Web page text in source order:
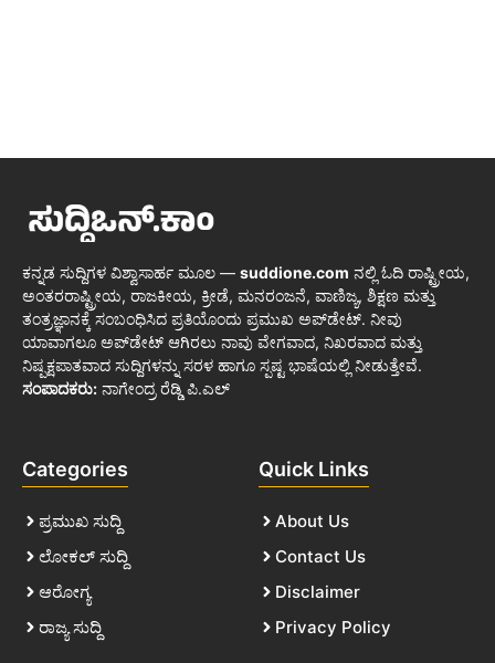
ಕನ್ನಡ ಸುದ್ದಿಗಳ ವಿಶ್ವಾಸಾರ್ಹ ಮೂಲ — suddione.com ನಲ್ಲಿ ಓದಿ ರಾಷ್ಟ್ರೀಯ,
ಅಂತರರಾಷ್ಟ್ರೀಯ, ರಾಜಕೀಯ, ಕ್ರೀಡೆ, ಮನರಂಜನೆ, ವಾಣಿಜ್ಯ, ಶಿಕ್ಷಣ ಮತ್ತು
ತಂತ್ರಜ್ಞಾನಕ್ಕೆ ಸಂಬಂಧಿಸಿದ ಪ್ರತಿಯೊಂದು ಪ್ರಮುಖ ಅಪ್‌ಡೇಟ್. ನೀವು
ಯಾವಾಗಲೂ ಅಪ್‌ಡೇಟ್ ಆಗಿರಲು ನಾವು ವೇಗವಾದ, ನಿಖರವಾದ ಮತ್ತು
ನಿಷ್ಪಕ್ಷಪಾತವಾದ ಸುದ್ದಿಗಳನ್ನು ಸರಳ ಹಾಗೂ ಸ್ಪಷ್ಟ ಭಾಷೆಯಲ್ಲಿ ನೀಡುತ್ತೇವೆ.
ಸಂಪಾದಕರು: ನಾಗೇಂದ್ರ ರೆಡ್ಡಿ ಪಿ.ಎಲ್
Categories
ಪ್ರಮುಖ ಸುದ್ದಿ
ಲೋಕಲ್ ಸುದ್ದಿ
ಆರೋಗ್ಯ
ರಾಜ್ಯ ಸುದ್ದಿ
Quick Links
About Us
Contact Us
Disclaimer
Privacy Policy